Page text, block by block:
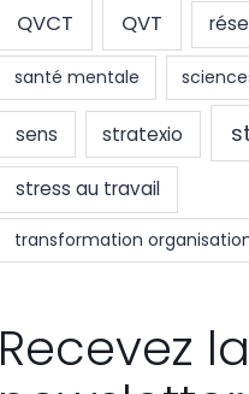
QVCT QVT
santé mentale
sens stratexio
stress au travail
transformation
Recevez la